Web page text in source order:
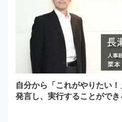
自分から「これがやりたい
発言し、実行することができ